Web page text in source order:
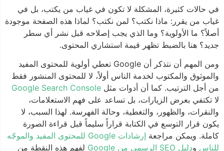
في حالات كثيرة، المشكلة لا تكون في غياب من يكتب، بل في
غياب من يقرر: ماذا نكتب؟ لمن نكتب؟ لماذا هذه الصفحة موجودة
أصلاً؟ ما الأولوية؟ وما الذي يجب إصلاحه قبل نشر أي سطر
جديد؟ هنا بالضبط تظهر قيمة استشاري المحتوى.
ومن المهم أن نتذكر أن Google تعطي أولوية للمحتوى المفيد
والموثوق والمكتوب لخدمة الناس أولاً، لا للمحتوى المنشور فقط
من أجل الترتيب. كما أن أدوات مثل
Google Search Console
لا تكتفي بعرض الزيارات، بل تساعد على فهم الاستعلامات،
والنقرات، والظهور، والتغطية، وحالة الفهرسة. لهذا السبب، لا
يكون قرار التوسع في الكتابة قراراً سليماً قبل قراءة الصورة
كاملة. ويمكن مراجعة
إرشادات Google للمحتوى المفيد والموجّه
للناس ودليل SEO الرسمي من Google
لفهم هذه النقطة من